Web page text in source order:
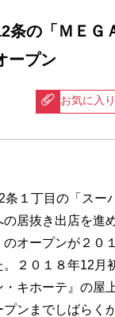
条の「ＭＥＧ
ープン
お気に入
１丁目の「スー
居抜き出店を進
のオープンが２０
。２０１８年12月
キホーテ』の屋
ンまでしばらく